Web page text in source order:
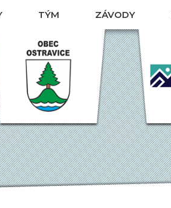
TÝM
O TÝMU
JAN ZEMANÍK
JAKUB ZEMANÍK
ANNA ZEMANÍKOVÁ
JAN MICHNA
ZÁVODY
ATLETIKA
SILNICE A KROSY
HORSKÉ BĚHY
EXTRÉMNÍ ZÁVODY
TERMÍNOVKA